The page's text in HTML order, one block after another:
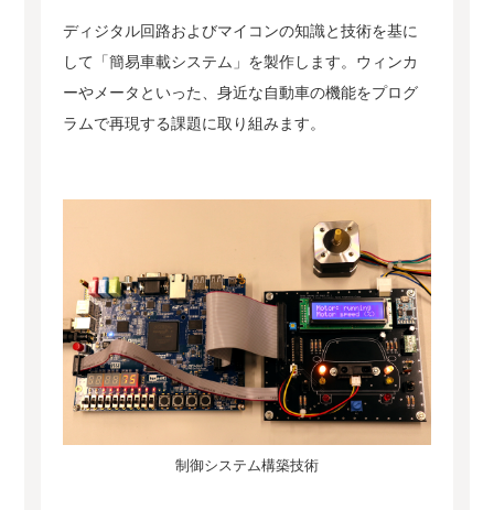
ディジタル回路およびマイコンの知識と技術を基に
して「簡易車載システム」を製作します。ウィンカ
ーやメータといった、身近な自動車の機能をプログ
ラムで再現する課題に取り組みます。
制御システム構築技術